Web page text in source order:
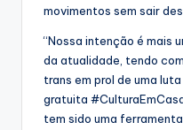
movimentos sem sair
“Nossa intenção é mais
da atualidade, tendo
trans em prol de uma
gratuita
tem sido uma